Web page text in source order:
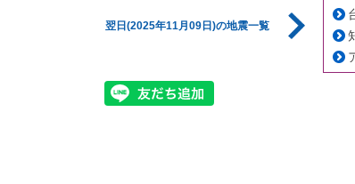
翌日(2025年11月09日)の地震一覧